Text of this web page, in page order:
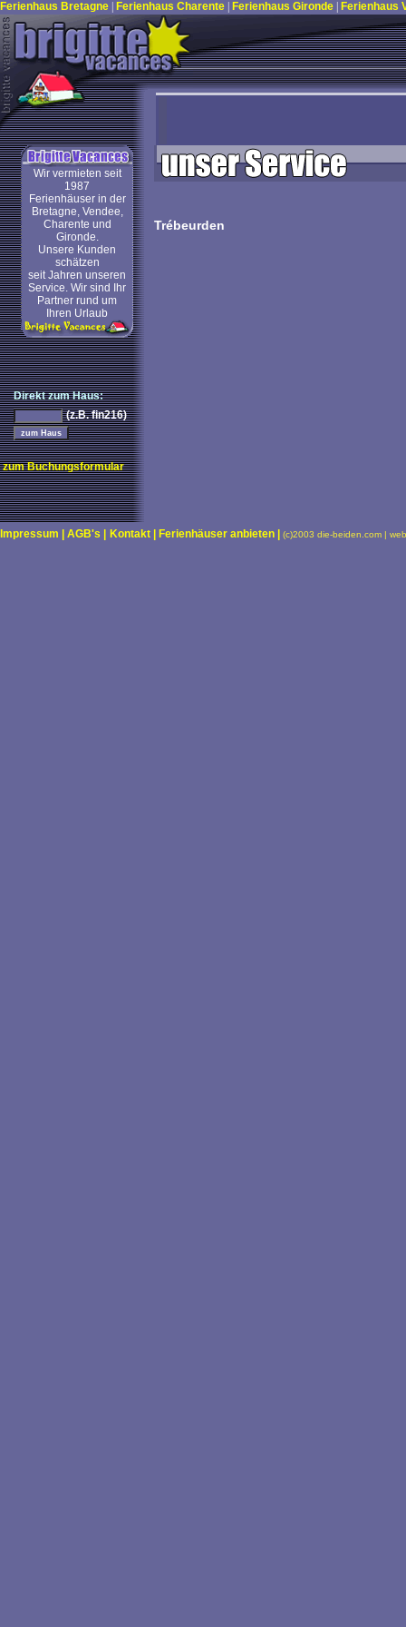
Ferienhaus Bretagne Ferienhaus Charente Ferienhaus Gironde Ferienhaus
Wir vermieten seit
1987
Ferienhäuser in der
Bretagne, Vendee,
Charente und
Gironde.
Unsere Kunden
schätzen
seit Jahren unseren
Service. Wir sind Ihr
Partner rund um
Ihren Urlaub
Direkt zum Haus:
(z.B. fin216)
zum Buchungsformular
Trébeurden
Impressum | AGB's | Kontakt | Ferienhäuser anbieten | (c)2003 die-beiden.com |